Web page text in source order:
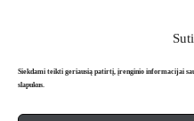
Siekdami teikti geriausią patirtį, įrenginio informacijai
slapukus.